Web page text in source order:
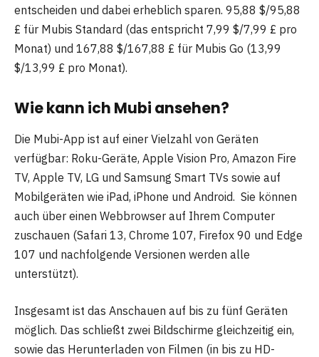
entscheiden und dabei erheblich sparen. 95,88 $/95,88
£ für Mubis Standard (das entspricht 7,99 $/7,99 £ pro
Monat) und 167,88 $/167,88 £ für Mubis Go (13,99
$/13,99 £ pro Monat).
Wie kann ich Mubi ansehen?
Die Mubi-App ist auf einer Vielzahl von Geräten
verfügbar: Roku-Geräte, Apple Vision Pro, Amazon Fire
TV, Apple TV, LG und Samsung Smart TVs sowie auf
Mobilgeräten wie iPad, iPhone und Android. Sie können
auch über einen Webbrowser auf Ihrem Computer
zuschauen (Safari 13, Chrome 107, Firefox 90 und Edge
107 und nachfolgende Versionen werden alle
unterstützt).
Insgesamt ist das Anschauen auf bis zu fünf Geräten
möglich. Das schließt zwei Bildschirme gleichzeitig ein,
sowie das Herunterladen von Filmen (in bis zu HD-